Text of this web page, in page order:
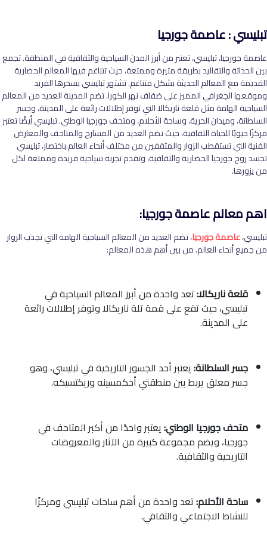
تبليسي : عاصمة جورجيا
عاصمة جورجيا، تبليسي، تعتبر من أبرز المدن السياحية والثقافية في المنطقة. تجمع
بين الحداثة والتقاليد بطريقة مثيرة وممتعة، حيث تتناغم فيها المعالم الحضارية
القديمة مع المعالم الحديثة بشكل متناغم. تشتهر تبليسي بسحرها الفريد
وموقعها الجغرافي المميز على ضفاف نهر الكورا. تضم المدينة العديد من المعالم
السياحية الهامة مثل قلعة ناريكالا التي توفر إطلالات رائعة على المدينة، وجسر
السلطانة، وميدان الحرية، وساحة الأحلام، ومتحف جورجيا الوطني. تبليسي أيضًا تعتبر
مركزًا حيويًا للحياة الثقافية، حيث تضم العديد من المسارح والمتاحف والمعارض
الفنية التي تستقطب الزوار والمثقفين من مختلف أنحاء العالم.باختصار، تبليسي
تجسد روح جورجيا الحضارية والثقافية، وتقدم تجربة سياحية فريدة وممتعة لكل
من يزورها.
اهم معالم عاصمة جورجيا:
تبليسي،عاصمة جورجيا، تضم العديد من المعالم السياحية الهامة التي تجذب الزوار
من جميع أنحاء العالم. من بين أهم هذه المعالم:
قلعة ناريكالا:تعد واحدة من أبرز المعالم السياحية في
تبليسي، حيث تقع على قمة تلة ناريكالا وتوفر إطلالات رائعة
على المدينة.
جسر السلطانة: يعتبر أحد الجسور التاريخية في تبليسي، وهو
جسر معلق يربط بين منطقتي أخكمسينه وريكتسيكه.
متحف جورجيا الوطني: يعتبر واحدًا من أكبر المتاحف في
جورجيا، ويضم مجموعة كبيرة من الآثار والمعروضات
التاريخية والثقافية.
ساحة الأحلام:تعد واحدة من أهم ساحات تبليسي ومركزًا
للنشاط الاجتماعي والثقافي.